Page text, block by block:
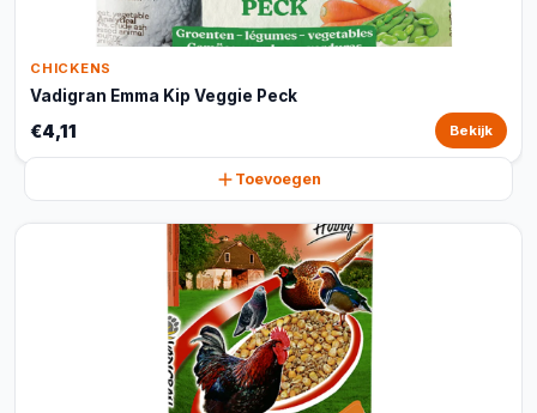
CHICKENS
Vadigran Emma Kip Veggie Peck
€4,11 Bekijk
Toevoegen